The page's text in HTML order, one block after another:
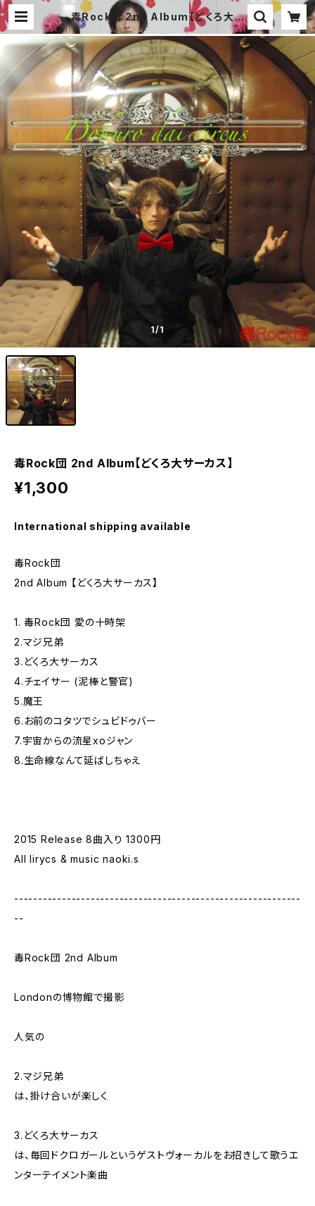
毒Rock団 2nd Album【どくろ大サ
ーカス】 | A for-Real オフィシャル
通販サイト
1/1
毒Rock団 2nd Album【どくろ大サーカス】
¥1,300
International shipping available
毒Rock団
2nd Album 【どくろ大サーカス】
1. 毒Rock団 愛の十時架
2.マジ兄弟
3.どくろ大サーカス
4.チェイサー (泥棒と警官)
5.魔王
6.お前のコタツでシュビドゥバー
7.宇宙からの流星xoジャン
8.生命線なんて延ばしちゃえ
2015 Release 8曲入り 1300円
All lirycs & music naoki.s
------------------------------------------------------------
--
毒Rock団 2nd Album
Londonの博物館で撮影
人気の
2.マジ兄弟
は、掛け合いが楽しく
3.どくろ大サーカス
は、毎回ドクロガールというゲストヴォーカルをお招きして歌うエ
ンターテイメント楽曲